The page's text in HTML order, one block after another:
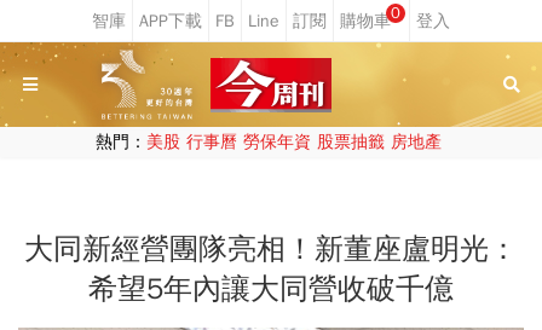
0
熱門： 美股 行事曆 勞保年資 股票抽籤 房地產
大同新經營團隊亮相！新董座盧明光：
希望5年內讓大同營收破千億